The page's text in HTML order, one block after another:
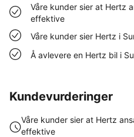
Våre kunder sier at Hertz
effektive
Våre kunder sier Hertz i
Å avlevere en Hertz bil i
Kundevurderinger
Våre kunder sier at Hertz
effektive